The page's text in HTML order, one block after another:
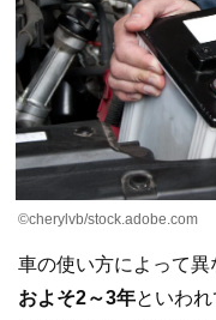
©cherylvb/stock.adobe.com
車の使い方によって異
およそ2～3年といわ